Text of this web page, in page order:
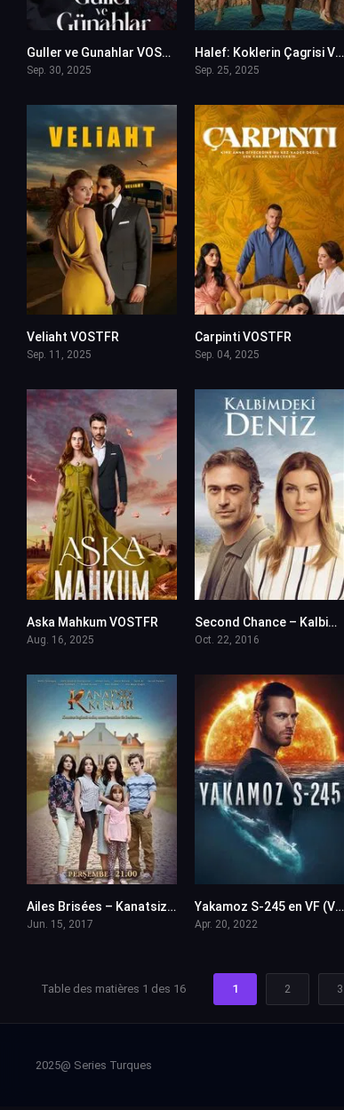
0
Guller ve Gunahlar VOSTFR
Sep. 30, 2025
0Halef: Koklerin Çagrisi VOSTFR
Sep. 25, 2025
Veliaht VOSTFR
Sep. 11, 2025
Carpinti VOSTFR
Sep. 04, 2025
Aska Mahkum VOSTFR
Aug. 16, 2025
4
Second Chance – Kalbimdeki Deniz en VF (Voix Francaise)
Oct. 22, 2016
3Ailes Brisées – Kanatsiz Kuslar en VF (Voix Francaise)
Jun. 15, 2017
6.8Yakamoz S-245 en VF (Voix Francaise)
Apr. 20, 2022
Table des matières 1 des 16 1 2 3
2025@ Series Turques